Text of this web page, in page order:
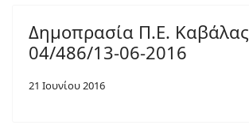
Δημοπρασία Π.Ε. Καβάλας
04/486/13-06-2016
21 Ιουνίου 2016